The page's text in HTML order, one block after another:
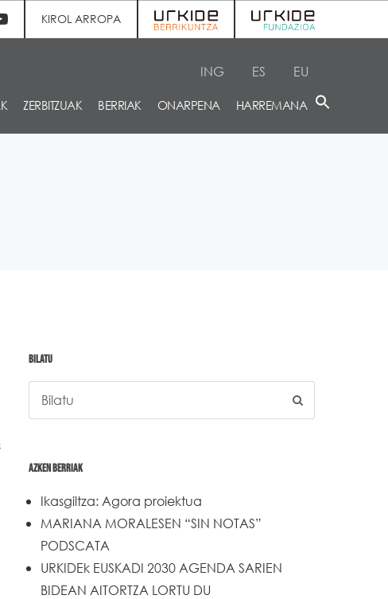
KIROL ARROPA
ING ES EU
ZERBITZUAK BERRIAK ONARPENA HARREMANA
BILATU
AZKEN BERRIAK
Ikasgiltza: Agora proiektua
MARIANA MORALESEN “SIN NOTAS”
PODSCATA
URKIDEk EUSKADI 2030 AGENDA SARIEN
BIDEAN AITORTZA LORTU DU